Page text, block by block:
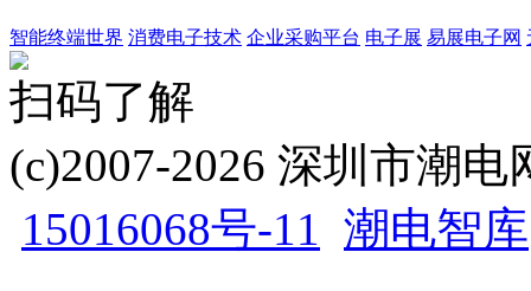
智能终端世界 消费电子技术 企业采购平台 电子展 易展电子网
扫码了解
(c)2007-2026 深圳市潮
15016068号-11 潮电智库